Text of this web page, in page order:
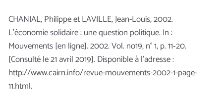
CHANIAL, Philippe et LAVILLE, Jean-Louis, 2002.
L’économie solidaire : une question politique. In :
Mouvements [en ligne]. 2002. Vol. no19, n° 1, p. 11‑20.
[Consulté le 21 avril 2019]. Disponible à l’adresse :
http://www.cairn.info/revue-mouvements-2002-1-page-
11.html.